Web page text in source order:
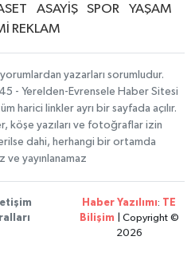
ASAYİŞ SPOR
YAŞAM
REKLAM
yazarları sorumludur.
- Yerelden-Evrensele Haber Sitesi
harici linkler ayrı bir sayfada açılır.
köşe yazıları ve fotoğraflar izin
dahi, herhangi bir ortamda
ve yayınlanamaz
Haber Yazılımı: TE
Bilişim | Copyright ©
2026